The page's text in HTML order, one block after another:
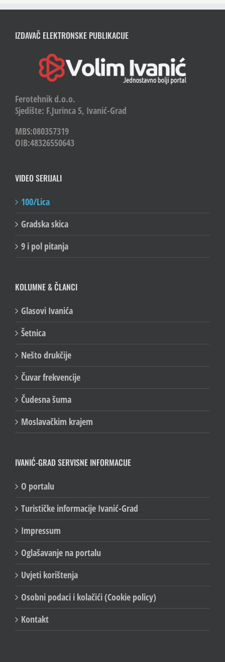
IZDAVAČ ELEKTRONSKE PUBLIKACIJE
Ferotehnik d.o.o.
Sjedište: F.Jurinca 5, Ivanić-Grad
MBS:080357319
OIB:48326550643
VIDEO SERIJALI
100/Lica
Gradska skica
9 i pol pitanja
KOLUMNE & ČLANCI
Glasovi Ivanića
Šetnica
Nešto drukčije
Čuvar frekvencije
Čudesna šuma
Moslavačkim krajem
IVANIĆ-GRAD SERVISNE INFORMACIJE
O portalu
Turističke informacije Ivanić-Grad
Impressum
Oglašavanje na portalu
Uvjeti korištenja
Osobni podaci i kolačići (Cookie policy)
Kontakt